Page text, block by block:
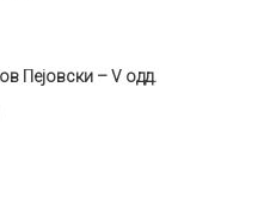
Пејовски – V одд.